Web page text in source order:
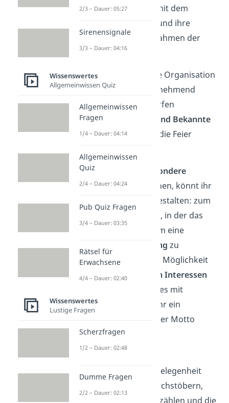
ist es wichtig, vorher mit dem
Ehepaar zu sprechen und ihre
Wünsche sowie den Rahmen der
Feier zu respektieren.
Im hohen Alter fällt die Organisation
einer solchen Feier zunehmend
schwerer. Deshalb dürfen
Familienangehörige und Bekannte
gern dabei mithelfen, die Feier
Um der Feier eine
besondere
Atmosphärezu verleihen, könnt ihr
sie auch thematisch gestalten: zum
Beispiel im Stil der Zeit, in der das
Paar geheiratet hat, um eine
nostalgische Stimmung zu
erzeugen. Eine andere Möglichkeit
wäre, diepersönlichen Interessen
oder Hobbys des Paares mit
einzubringen, indem ihr ein
bestimmtes Thema oder Motto
wählt.
Es kann eine schöne Gelegenheit
zu durchstöbern,
alte Geschichten zu erzählen und die
2/3 – Dauer: 05:27
Sirenensignale
3/3 – Dauer: 04:16
Wissenswertes
Allgemeinwissen Quiz
Allgemeinwissen
Fragen
1/4 – Dauer: 04:14
Allgemeinwissen
Quiz
2/4 – Dauer: 04:24
Pub Quiz Fragen
3/4 – Dauer: 03:35
Rätsel für
Erwachsene
4/4 – Dauer: 02:40
Wissenswertes
Lustige Fragen
Scherzfragen
1/2 – Dauer: 02:48
Dumme Fragen
2/2 – Dauer: 02:13